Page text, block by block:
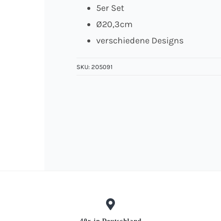
5er Set
Ø20,3cm
verschiedene Designs
SKU: 205091